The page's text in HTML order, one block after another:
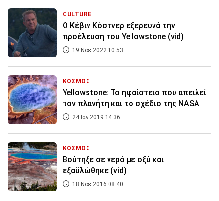
CULTURE
Ο Κέβιν Κόστνερ εξερευνά την
προέλευση του Yellowstone (vid)
19 Νοε 2022 10:53
ΚΟΣΜΟΣ
Yellowstone: Το ηφαίστειο που απειλεί
τον πλανήτη και το σχέδιο της NASA
24 Ιαν 2019 14:36
ΚΟΣΜΟΣ
Βούτηξε σε νερό με οξύ και
εξαϋλώθηκε (vid)
18 Νοε 2016 08:40